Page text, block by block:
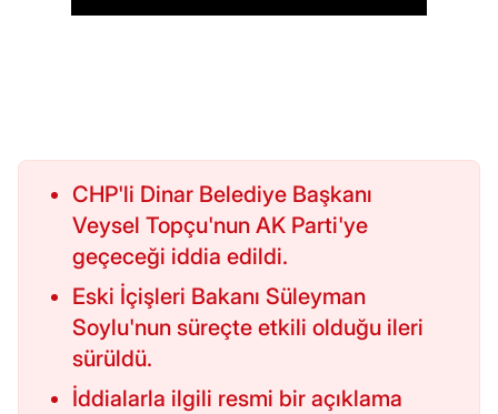
CHP'li Dinar Belediye Başkanı
Veysel Topçu'nun AK Parti'ye
geçeceği iddia edildi.
Eski İçişleri Bakanı Süleyman
Soylu'nun süreçte etkili olduğu ileri
sürüldü.
İddialarla ilgili resmi bir açıklama